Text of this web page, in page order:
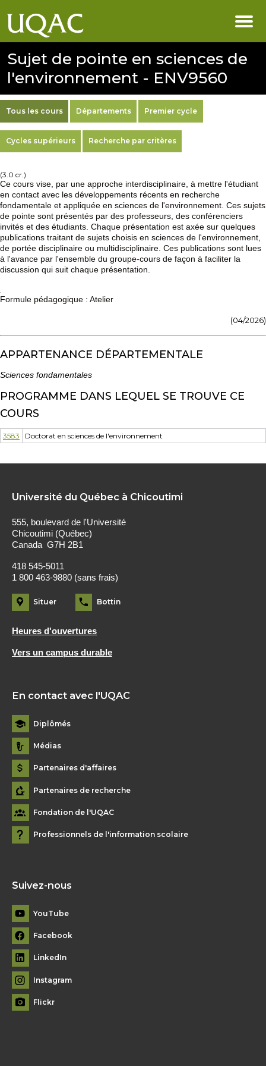
Sujet de pointe en sciences de
l'environnement - ENV9560
Tous les cours Départements Premier cycle
Cycles supérieurs Recherche par critères
(3.0 cr.)
Ce cours vise, par une approche interdisciplinaire, à mettre l'étudiant
en contact avec les développements récents en recherche
fondamentale et appliquée en sciences de l'environnement. Ces sujets
de pointe sont présentés par des professeurs, des conférenciers
invités et des étudiants. Chaque présentation est axée sur quelques
publications traitant de sujets choisis en sciences de l'environnement,
de portée disciplinaire ou multidisciplinaire. Ces publications sont lues
à l'avance par l'ensemble du groupe-cours de façon à faciliter la
discussion qui suit chaque présentation.
Formule pédagogique : Atelier
(04/2026)
APPARTENANCE DÉPARTEMENTALE
Sciences fondamentales
PROGRAMME DANS LEQUEL SE TROUVE CE
COURS
3583 Doctorat en sciences de l'environnement
Université du Québec à Chicoutimi
555, boulevard de l'Université
Chicoutimi (Québec)
Canada G7H 2B1
418 545-5011
1 800 463-9880 (sans frais)
Situer Bottin
Heures d'ouvertures
Vers un campus durable
En contact avec l'UQAC
Diplômés
Médias
Partenaires d'affaires
Partenaires de recherche
Fondation de l'UQAC
Professionnels de l'information scolaire
Suivez-nous
YouTube
Facebook
LinkedIn
Instagram
Flickr